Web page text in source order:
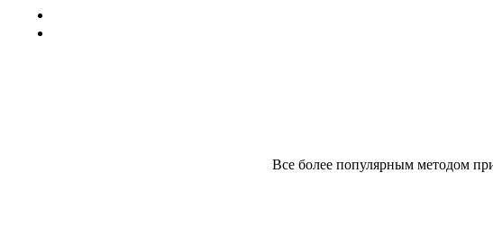
Все более популярным методом